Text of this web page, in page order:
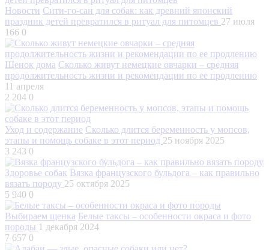
Новости Сити-го-сан для собак: как древний японский
праздник детей превратился в ритуал для питомцев 27 июля
166 0
Щенок дома Сколько живут немецкие овчарки – средняя
продолжительность жизни и рекомендации по ее продлению
11 апреля
2 204 0
Уход и содержание Сколько длится беременность у мопсов,
этапы и помощь собаке в этот период 25 ноября 2025
3 243 0
Здоровье собак Вязка французского бульдога – как правильно
вязать породу 25 октября 2025
5 940 0
Выбираем щенка Белые таксы – особенности окраса и фото
породы 1 декабря 2024
7 657 0